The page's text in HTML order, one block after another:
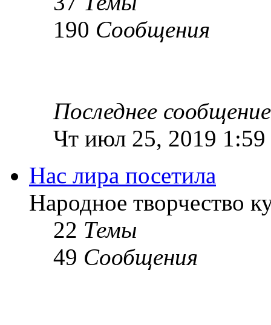
190 Сообщения
Последнее сообщение
Чт июл 25, 2019 1:59
Нас лира посетила
Народное творчество
22 Темы
49 Сообщения